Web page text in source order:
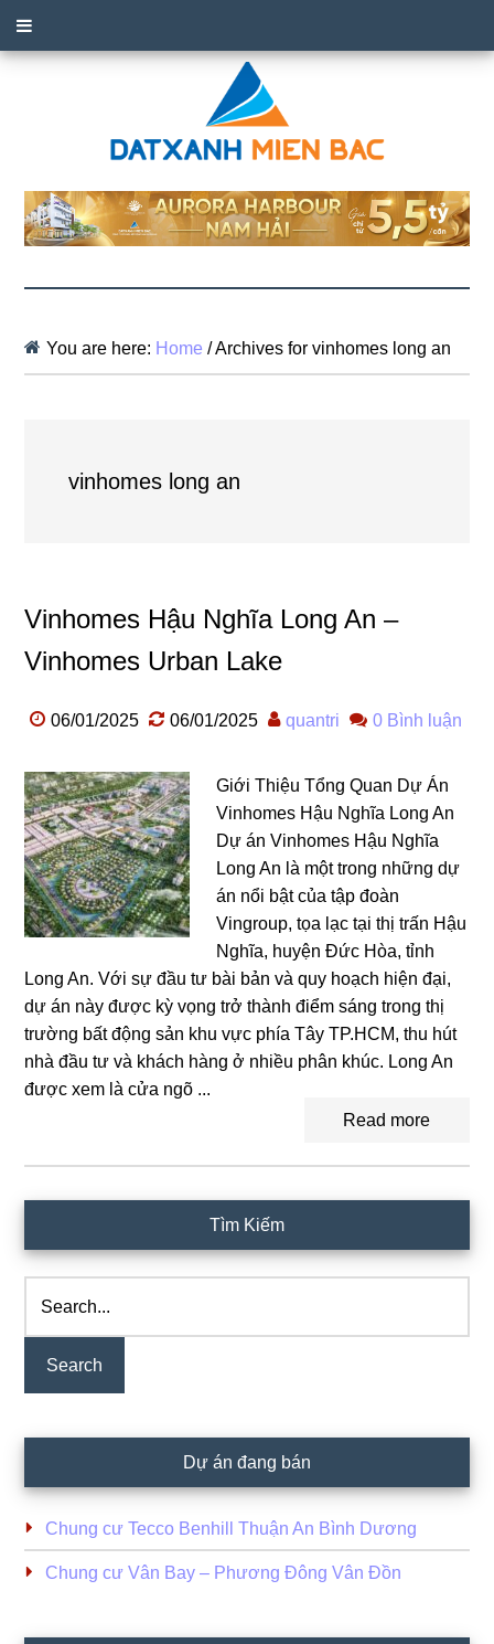
You are here: Home /Archives for vinhomes long an
vinhomes long an
Vinhomes Hậu Nghĩa Long An –
Vinhomes Urban Lake
06/01/2025 06/01/2025 quantri 0 Bình luận
Giới Thiệu Tổng Quan Dự Án
Vinhomes Hậu Nghĩa Long An
Dự án Vinhomes Hậu Nghĩa
Long An là một trong những dự
án nổi bật của tập đoàn
Vingroup, tọa lạc tại thị trấn Hậu
Nghĩa, huyện Đức Hòa, tỉnh
Long An. Với sự đầu tư bài bản và quy hoạch hiện đại,
dự án này được kỳ vọng trở thành điểm sáng trong thị
trường bất động sản khu vực phía Tây TP.HCM, thu hút
nhà đầu tư và khách hàng ở nhiều phân khúc. Long An
được xem là cửa ngõ ...
Read more
Sidebar
Tìm Kiếm
Dự án đang bán
Chung cư Tecco Benhill Thuận An Bình Dương
Chung cư Vân Bay – Phương Đông Vân Đồn